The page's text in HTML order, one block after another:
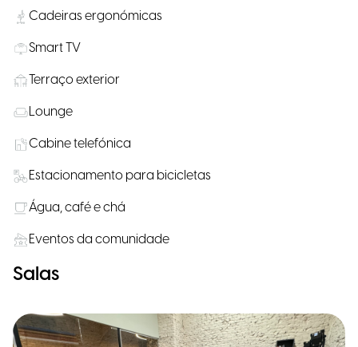
Cadeiras ergonómicas
Smart TV
Terraço exterior
Lounge
Cabine telefónica
Estacionamento para bicicletas
Água, café e chá
Eventos da comunidade
Salas